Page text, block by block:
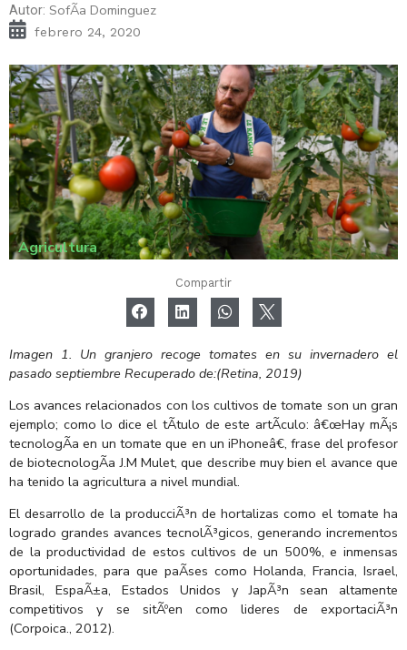
Autor: SofÃ­a Dominguez
febrero 24, 2020
Agricultura
Compartir
Imagen 1. Un granjero recoge tomates en su invernadero el
pasado septiembre Recuperado de:(Retina, 2019)
Los avances relacionados con los cultivos de tomate son un gran
ejemplo; como lo dice el tÃ­tulo de este artÃ­culo: â€œHay mÃ¡s
tecnologÃ­a en un tomate que en un iPhoneâ€, frase del profesor
de biotecnologÃ­a J.M Mulet, que describe muy bien el avance que
ha tenido la agricultura a nivel mundial.
El desarrollo de la producciÃ³n de hortalizas como el tomate ha
logrado grandes avances tecnolÃ³gicos, generando incrementos
de la productividad de estos cultivos de un 500%, e inmensas
oportunidades, para que paÃ­ses como Holanda, Francia, Israel,
Brasil, EspaÃ±a, Estados Unidos y JapÃ³n sean altamente
competitivos y se sitÃºen como lideres de exportaciÃ³n
(Corpoica., 2012).